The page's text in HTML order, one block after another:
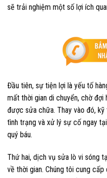
sẽ trải nghiệm một số lợi ích
Đầu tiên, sự tiện lợi là yếu tố
mất thời gian di chuyển, chờ
được sửa chữa. Thay vào đó,
tình trạng và xử lý sự cố ngay
quý báu.
Thứ hai, dịch vụ sửa lò vi sóng
về thời gian. Chúng tôi cung